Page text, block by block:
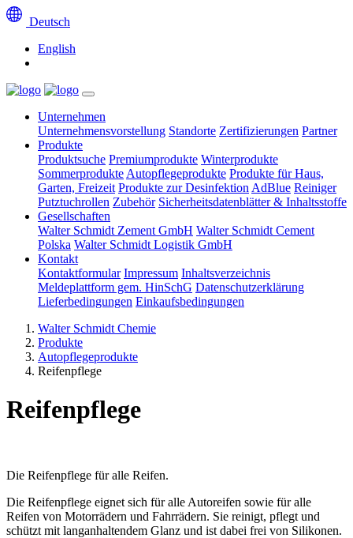
Deutsch
English
Unternehmen
Unternehmensvorstellung Standorte Zertifizierungen Partner
Produkte
Produktsuche Premiumprodukte Winterprodukte
Sommerprodukte Autopflegeprodukte Produkte für Haus,
Garten, Freizeit Produkte zur Desinfektion AdBlue Reiniger
Putztuchrollen Zubehör Sicherheitsdatenblätter & Inhaltsstoffe
Gesellschaften
Walter Schmidt Zement GmbH Walter Schmidt Cement
Polska Walter Schmidt Logistik GmbH
Kontakt
Kontaktformular Impressum Inhaltsverzeichnis
Meldeplattform gem. HinSchG Datenschutzerklärung
Lieferbedingungen Einkaufsbedingungen
Walter Schmidt Chemie
Produkte
Autopflegeprodukte
Reifenpflege
Reifenpflege
Die Reifenpflege für alle Reifen.
Die Reifenpflege eignet sich für alle Autoreifen sowie für alle
Reifen von Motorrädern und Fahrrädern. Sie reinigt, pflegt und
schützt mit langanhaltendem Glanz und ist dabei frei von Silikonen.